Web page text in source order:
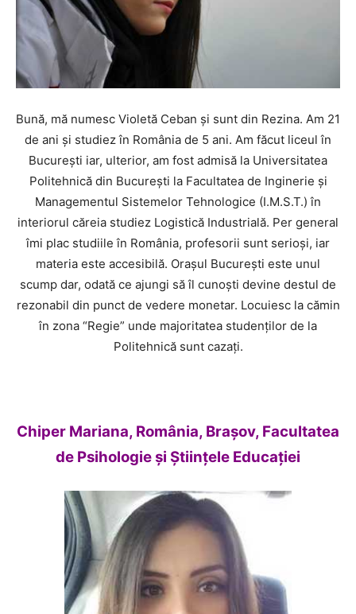
Bună, mă numesc Violetă Ceban şi sunt din Rezina. Am 21
de ani şi studiez în România de 5 ani. Am făcut liceul în
Bucureşti iar, ulterior, am fost admisă la Universitatea
Politehnică din București la Facultatea de Inginerie şi
Managementul Sistemelor Tehnologice (I.M.S.T.) în
interiorul căreia studiez Logistică Industrială. Per general
îmi plac studiile în România, profesorii sunt serioşi, iar
materia este accesibilă. Oraşul Bucureşti este unul
scump dar, odată ce ajungi să îl cunoşti devine destul de
rezonabil din punct de vedere monetar. Locuiesc la cămin
în zona “Regie” unde majoritatea studenţilor de la
Politehnică sunt cazaţi.
Chiper Mariana, România, Brașov, Facultatea
de Psihologie şi Ştiinţele Educaţiei